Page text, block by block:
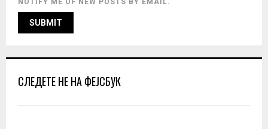
NOTIFY ME OF NEW POSTS BY EMAIL.
СЛЕДЕТЕ НЕ НА ФЕЈСБУК